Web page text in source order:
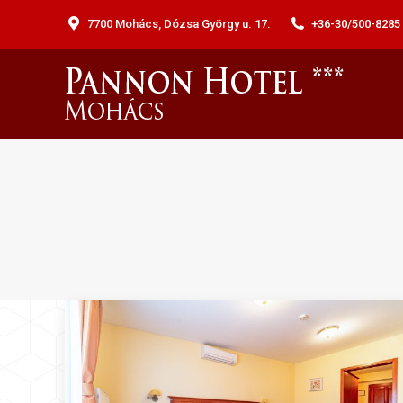
7700 Mohács, Dózsa György u. 17. +36-30/500-